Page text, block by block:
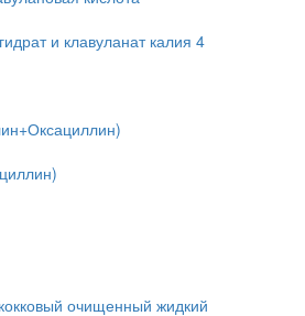
и клавуланат калия 4
очищенный жидкий